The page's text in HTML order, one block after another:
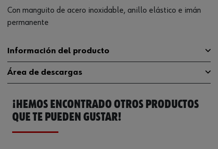
Con manguito de acero inoxidable, anillo elástico e imán
permanente
Información del producto
Tipo de punta Hexágono interior
Longitud
Área de descargas
Catálogo General 0614176699
Ficha Técnica
¡HEMOS ENCONTRADO OTROS PRODUCTOS
QUE TE PUEDEN GUSTAR!